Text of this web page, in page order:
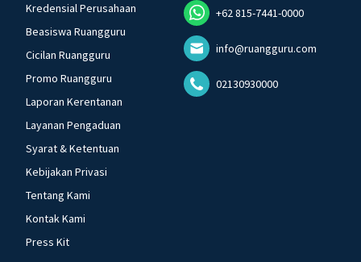
Kredensial Perusahaan
Beasiswa Ruangguru
Cicilan Ruangguru
Promo Ruangguru
Laporan Kerentanan
Layanan Pengaduan
Syarat & Ketentuan
Kebijakan Privasi
Tentang Kami
Kontak Kami
Press Kit
+62 815-7441-0000
info@ruangguru.com
02130930000